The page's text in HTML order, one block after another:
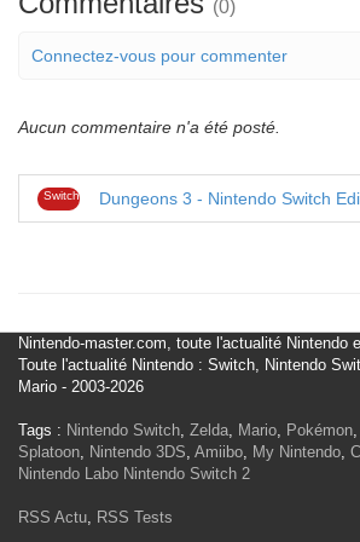
(0)
Connectez-vous pour commenter
Aucun commentaire n'a été posté.
Switch Dungeons 3 - Nintendo Switch
Nintendo-master.com, toute l'actualité Nintendo
Toute l'actualité Nintendo : Switch, Nintendo
Mario - 2003-2026
Tags : Nintendo Switch, Zelda, Mario, Pokémon,
Splatoon, Nintendo 3DS, Amiibo, My Nintendo,
Nintendo Labo Nintendo Switch 2
RSS Actu, RSS Tests